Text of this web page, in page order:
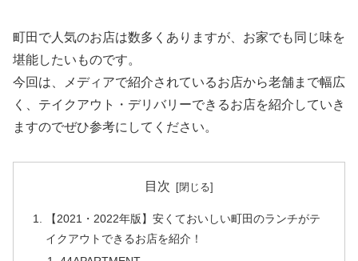
町田で人気のお店は数多くありますが、お家でも同じ味を
堪能したいものです。
今回は、メディアで紹介されているお店から老舗まで幅広
く、テイクアウト・デリバリーできるお店を紹介していき
ますのでぜひ参考にしてください。
目次
【2021・2022年版】安くておいしい町田のランチがテ
イクアウトできるお店を紹介！